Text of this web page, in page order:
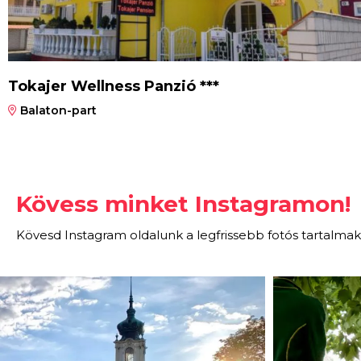
Tokajer Wellness Panzió ***
Balaton-part
Kövess minket Instagramon!
Kövesd Instagram oldalunk a legfrissebb fotós